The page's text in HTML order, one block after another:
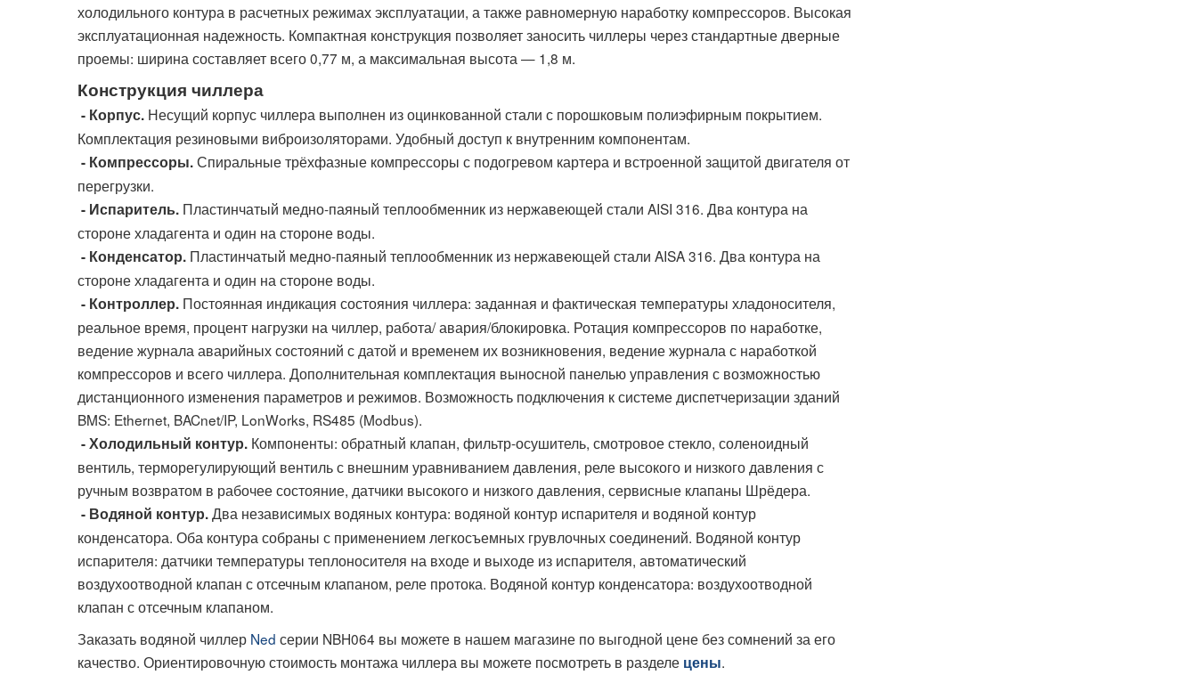
холодильного контура в расчетных режимах эксплуатации, а также равномерную наработку компрессоров. Высокая
эксплуатационная надежность. Компактная конструкция позволяет заносить чиллеры через стандартные дверные
проемы: ширина составляет всего 0,77 м, а максимальная высота — 1,8 м.
Конструкция чиллера
- Корпус. Несущий корпус чиллера выполнен из оцинкованной стали с порошковым полиэфирным покрытием.
Комплектация резиновыми виброизоляторами. Удобный доступ к внутренним компонентам.
- Компрессоры.Спиральные трёхфазные компрессоры с подогревом картера и встроенной защитой двигателя от
перегрузки.
- Испаритель. Пластинчатый медно‑паяный теплообменник из нержавеющей стали AISI 316. Два контура на
стороне хладагента и один на стороне воды.
- Конденсатор. Пластинчатый медно‑паяный теплообменник из нержавеющей стали AISA 316. Два контура на
стороне хладагента и один на стороне воды.
- Контроллер. Постоянная индикация состояния чиллера: заданная и фактическая температуры хладоносителя,
реальное время, процент нагрузки на чиллер, работа/ авария/блокировка. Ротация компрессоров по наработке,
ведение журнала аварийных состояний с датой и временем их возникновения, ведение журнала с наработкой
компрессоров и всего чиллера. Дополнительная комплектация выносной панелью управления с возможностью
дистанционного изменения параметров и режимов. Возможность подключения к системе диспетчеризации зданий
BMS: Ethernet, BACnet/IP, LonWorks, RS485 (Modbus).
- Холодильный контур. Компоненты: обратный клапан, фильтр‑осушитель, смотровое стекло, соленоидный
вентиль, терморегулирующий вентиль с внешним уравниванием давления, реле высокого и низкого давления с
ручным возвратом в рабочее состояние, датчики высокого и низкого давления, сервисные клапаны Шрёдера.
- Водяной контур.Два независимых водяных контура: водяной контур испарителя и водяной контур
конденсатора. Оба контура собраны с применением легкосъемных грувлочных соединений. Водяной контур
испарителя: датчики температуры теплоносителя на входе и выходе из испарителя, автоматический
воздухоотводной клапан с отсечным клапаном, реле протока. Водяной контур конденсатора: воздухоотводной
клапан с отсечным клапаном.
Заказать водяной чиллер Ned серии NBH064 вы можете в нашем магазине по выгодной цене без сомнений за его
качество. Ориентировочную стоимость монтажа чиллера вы можете посмотреть в разделе цены.